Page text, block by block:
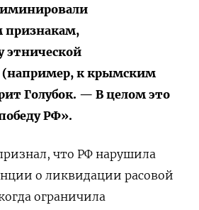
признакам,
этнической
к крымским
Голубок. — В целом это
РФ».
что РФ нарушила
о ликвидации расовой
ограничила